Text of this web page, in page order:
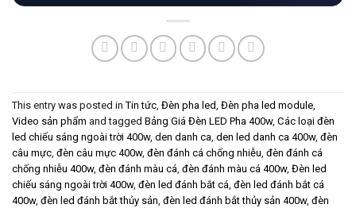
This entry was posted inTin tức, Đèn pha led, Đèn pha led module,
Video sản phẩm and tagged Bảng Giá Đèn LED Pha 400w, Các loại đèn
led chiếu sáng ngoài trời 400w, den danh ca, den led danh ca 400w, đèn
câu mực, đèn câu mực 400w, đèn đánh cá chống nhiễu, đèn đánh cá
chống nhiễu 400w, đèn đánh màu cá, đèn đánh màu cá 400w, Đèn led
chiếu sáng ngoài trời 400w, đèn led đánh bắt cá, đèn led đánh bắt cá
400w, đèn led đánh bắt thủy sản, đèn led đánh bắt thủy sản 400w, đèn